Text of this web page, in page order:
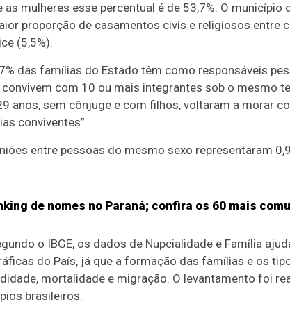
mulheres esse percentual é de 53,7%. O município
proporção de casamentos civis e religiosos entre
(5,5%).
das famílias do Estado têm como responsáveis
com 10 ou mais integrantes sob o mesmo
anos, sem cônjuge e com filhos, voltaram a morar
conviventes”.
entre pessoas do mesmo sexo representaram
de nomes no Paraná; confira os 60 mais
o IBGE, os dados de Nupcialidade e Família
do País, já que a formação das famílias e os
mortalidade e migração. O levantamento foi
brasileiros.